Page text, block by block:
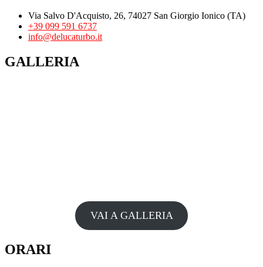
Via Salvo D'Acquisto, 26, 74027 San Giorgio Ionico (TA)
+39 099 591 6737
info@delucaturbo.it
GALLERIA
VAI A GALLERIA
ORARI